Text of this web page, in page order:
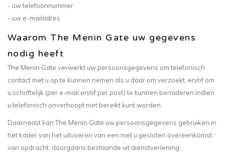
- uw telefoonnummer
- uw e-mailadres
Waarom The Menin Gate uw gegevens
nodig heeft
The Menin Gate verwerkt uw persoonsgegevens om telefonisch
contact met u op te kunnen nemen als u daar om verzoekt, en/of om
u schriftelijk (per e-mail en/of per post) te kunnen benaderen indien
u telefonisch onverhoopt niet bereikt kunt worden.
Daarnaast kan The Menin Gate uw persoonsgegevens gebruiken in
het kader van het uitvoeren van een met u gesloten overeenkomst
van opdracht, doorgaans bestaande uit dienstverlening.